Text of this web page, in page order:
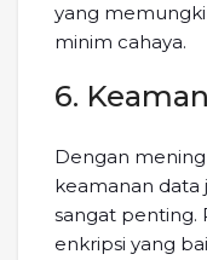
yang
minim cahaya.
6.
Dengan
keamanan data
sangat penting.
enkripsi yang